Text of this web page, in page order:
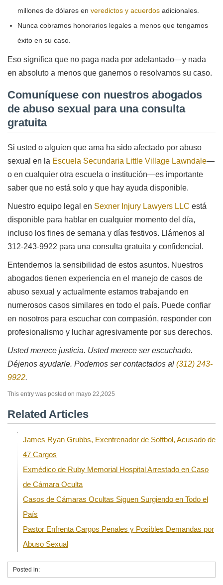
millones de dólares en veredictos y acuerdos adicionales.
Nunca cobramos honorarios legales a menos que tengamos
éxito en su caso.
Eso significa que no paga nada por adelantado—y nada
en absoluto a menos que ganemos o resolvamos su caso.
Comuníquese con nuestros abogados
de abuso sexual para una consulta
gratuita
Si usted o alguien que ama ha sido afectado por abuso
sexual en la Escuela Secundaria Little Village Lawndale—
o en cualquier otra escuela o institución—es importante
saber que no está solo y que hay ayuda disponible.
Nuestro equipo legal en Sexner Injury Lawyers LLC está
disponible para hablar en cualquier momento del día,
incluso los fines de semana y días festivos. Llámenos al
312-243-9922 para una consulta gratuita y confidencial.
Entendemos la sensibilidad de estos asuntos. Nuestros
abogados tienen experiencia en el manejo de casos de
abuso sexual y actualmente estamos trabajando en
numerosos casos similares en todo el país. Puede confiar
en nosotros para escuchar con compasión, responder con
profesionalismo y luchar agresivamente por sus derechos.
Usted merece justicia. Usted merece ser escuchado.
Déjenos ayudarle. Podemos ser contactados al (312) 243-
9922.
This entry was posted on mayo 22,2025
Related Articles
James Ryan Grubbs, Exentrenador de Softbol, Acusado de
47 Cargos
Exmédico de Ruby Memorial Hospital Arrestado en Caso
de Cámara Oculta
Casos de Cámaras Ocultas Siguen Surgiendo en Todo el
País
Pastor Enfrenta Cargos Penales y Posibles Demandas por
Abuso Sexual
Posted in: